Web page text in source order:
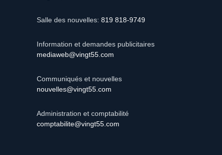
Salle des nouvelles: 819 818-9749
Information et demandes publicitaires
mediaweb@vingt55.com
Communiqués et nouvelles
nouvelles@vingt55.com
Administration et comptabilité
comptabilite@vingt55.com